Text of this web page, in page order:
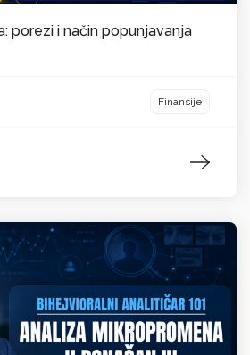
porezi i način popunjavanja
Finansije